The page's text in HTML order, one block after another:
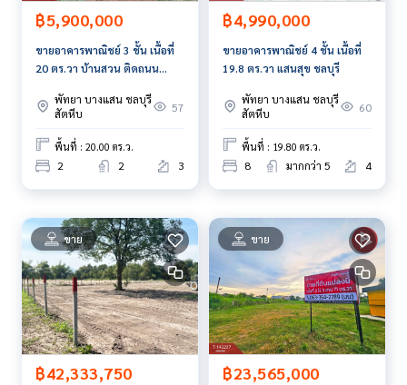
฿5,900,000
ขายอาคารพาณิชย์​ 3 ชั้น เนื้อที่
20 ตร.วา บ้านสวน ติดถนน
พัทยา บางแสน ชลบุรี
สัตหีบ
57
พื้นที่ : 20.00 ตร.ว.
2 2 3
฿4,990,000
ขายอาคารพาณิชย์ 4 ชั้น เนื้อที่
19.8 ตร.วา แสนสุข ชลบุรี
พัทยา บางแสน ชลบุรี
สัตหีบ
60
พื้นที่ : 19.80 ตร.ว.
8 มากกว่า 5 4
ขาย
฿42,333,750
ขาย
฿23,565,000